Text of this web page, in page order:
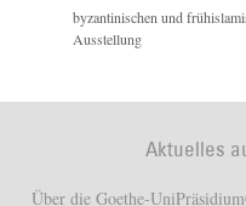
byzantinischen und
Ausstellung
Aktuelles
Über die Goethe-UniPräsidium